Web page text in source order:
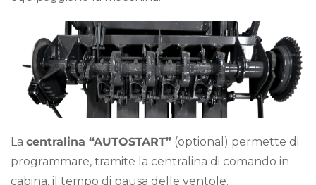
La centralina “AUTOSTART” (optional) permette di
programmare, tramite la centralina di comando in
cabina, il tempo di pausa delle ventole.